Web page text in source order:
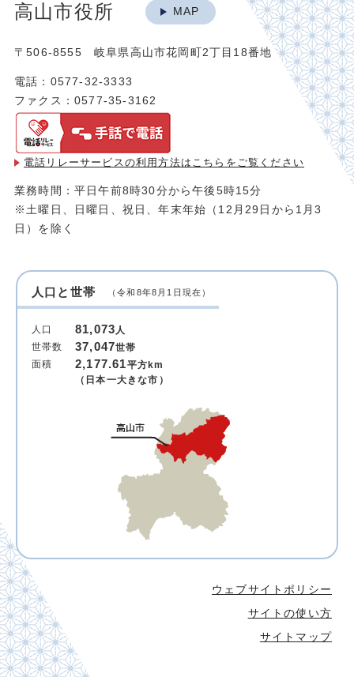
高山市役所 MAP
〒506-8555 岐阜県高山市花岡町2丁目18番地
電話：0577-32-3333
ファクス：0577-35-3162
電話リレーサービスの利用方法は こちらをご覧ください
業務時間：平日午前8時30分から午後5時15分
※土曜日、日曜日、祝日、年末年始（12月29日から1月3
日）を除く
人口と世帯 （令和8年8月1日現在）
人口 81,073人
世帯数
37,047世帯
面積
2,177.61平方km
（日本一大きな市）
ウェブサイトポリシー
サイトの使い方
サイトマップ